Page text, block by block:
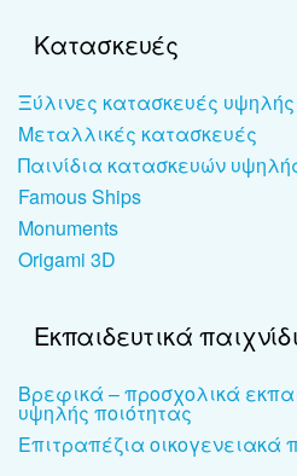
Κατασκευές
Ξύλινες κατασκευές υψηλής
Μεταλλικές κατασκευές
Παινίδια κατασκευών
Famous Ships
Monuments
Origami 3D
Εκπαιδευτικά
Βρεφικά – προσχολικά
υψηλής ποιότητας
Επιτραπέζια οικογενειακά